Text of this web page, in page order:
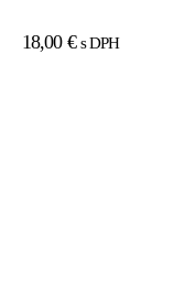
18,00 € s DPH